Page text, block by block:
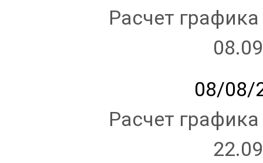
Расчет
08/08/
Расчет